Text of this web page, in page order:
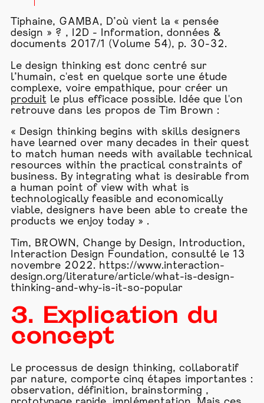
Tiphaine, GAMBA, D’où vient la « pensée
design » ? , I2D - Information, données &
documents 2017/1 (Volume 54), p. 30-32.
Le design thinking est donc centré sur
l’humain, c'est en quelque sorte une étude
complexe, voire empathique, pour créer un
produit le plus efficace possible. Idée que l'on
retrouve dans les propos de Tim Brown :
« Design thinking begins with skills designers
have learned over many decades in their quest
to match human needs with available technical
resources within the practical constraints of
business. By integrating what is desirable from
a human point of view with what is
technologically feasible and economically
viable, designers have been able to create the
products we enjoy today » .
Tim, BROWN, Change by Design, Introduction,
Interaction Design Foundation, consulté le 13
novembre 2022. https://www.interaction-
design.org/literature/article/what-is-design-
thinking-and-why-is-it-so-popular
3. Explication du
concept
Le processus de design thinking, collaboratif
par nature, comporte cinq étapes importantes :
observation, définition, brainstorming ,